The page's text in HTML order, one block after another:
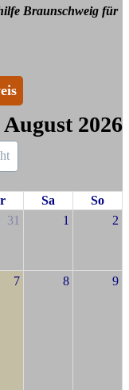
Braunschweig für
August 2026
Sa
So
31 1 2
7 8 9